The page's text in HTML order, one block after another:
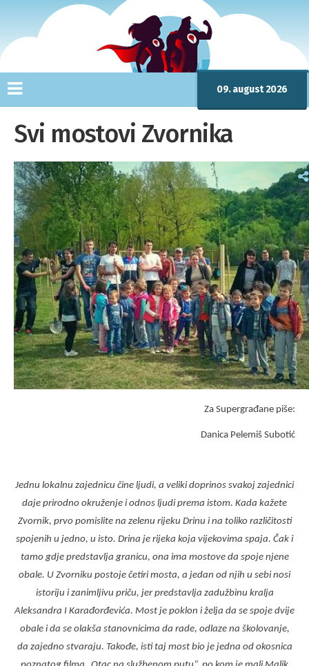
09. august 2026
Svi mostovi Zvornika
Za Supergrađane piše:
Danica Pelemiš Subotić
Jednu lokalnu zajednicu čine ljudi, a veliki doprinos svakoj zajednici
daje prirodno okruženje i odnos ljudi prema istom. Kada kažete
Zvornik, prvo pomislite na zelenu rijeku Drinu i na toliko različitosti
spojenih u jedno, u isto. Drina je rijeka koja vijekovima spaja. Čak i
tamo gdje predstavlja granicu, ona ima mostove da spoje njene
obale. U Zvorniku postoje četiri mosta, a jedan od njih u sebi nosi
istoriju i zanimljivu priču, jer predstavlja zadužbinu kralja
Aleksandra I Karađorđevića. Most je poklon i želja da se spoje dvije
obale i da se olakša stanovnicima da rade, odlaze na školovanje,
da zajedno stvaraju. Takođe, isti taj most bio je jedna od okosnica